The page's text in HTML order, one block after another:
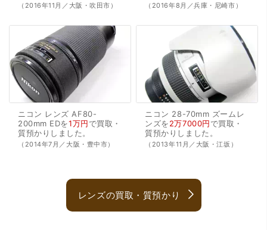
（2016年11月／大阪・吹田市） （2016年8月／兵庫・尼崎市）
ニコン レンズ AF80-
200mm EDを1万円で買取・
質預かり しました。
（2014年7月／大阪・豊中市）
ニコン 28-70mm ズームレ
ンズを2万7000円で買取・
質預かり しました。
（2013年11月／大阪・江坂）
レンズの買取・質預かり